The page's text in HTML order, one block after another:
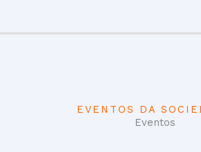
EVENTOS DA
Eventos